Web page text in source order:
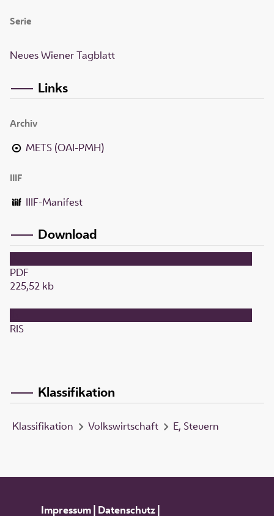
Serie
Neues Wiener Tagblatt
Links
Archiv
METS (OAI-PMH)
IIIF
IIIF-Manifest
Download
PDF
225,52 kb
RIS
Klassifikation
Klassifikation Volkswirtschaft E, Steuern
Impressum| Datenschutz|